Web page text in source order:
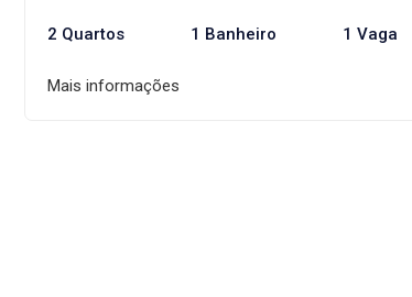
2 Quartos 1 Banheiro 1 Vaga
Mais informações